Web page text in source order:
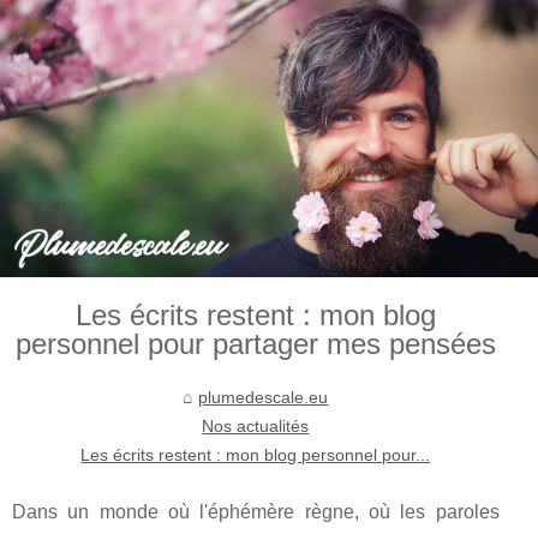
Les écrits restent : mon blog
personnel pour partager mes pensées
plumedescale.eu
Nos actualités
Les écrits restent : mon blog personnel pour...
Dans un monde où l'éphémère règne, où les paroles